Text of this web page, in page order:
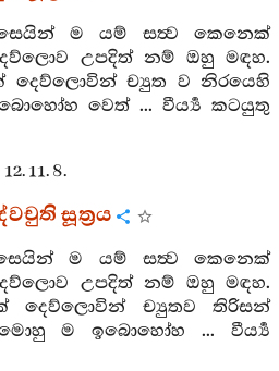
ම යම් සත්‍ව කෙනෙක්
උපදිත් නම් ඔහු මඳහ.
දෙව්ලොවින් ච්‍යුත ව නිරයෙහි
වෙත් ... වීර්‍ය්‍ය කටයුතු
12. 11. 8.
සූත්‍රය
ම යම් සත්‍ව කෙනෙක්
උපදිත් නම් ඔහු මඳහ.
දෙව්ලොවින් ච්‍යුතව තිරිසන්
ම ඉබොහෝහ ... වීර්‍ය්‍ය